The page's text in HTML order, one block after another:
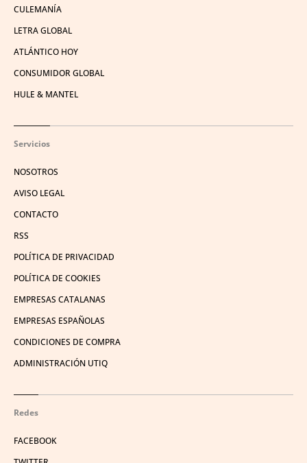
CULEMANÍA
LETRA GLOBAL
ATLÁNTICO HOY
CONSUMIDOR GLOBAL
HULE & MANTEL
Servicios
NOSOTROS
AVISO LEGAL
CONTACTO
RSS
POLÍTICA DE PRIVACIDAD
POLÍTICA DE COOKIES
EMPRESAS CATALANAS
EMPRESAS ESPAÑOLAS
CONDICIONES DE COMPRA
ADMINISTRACIÓN UTIQ
Redes
FACEBOOK